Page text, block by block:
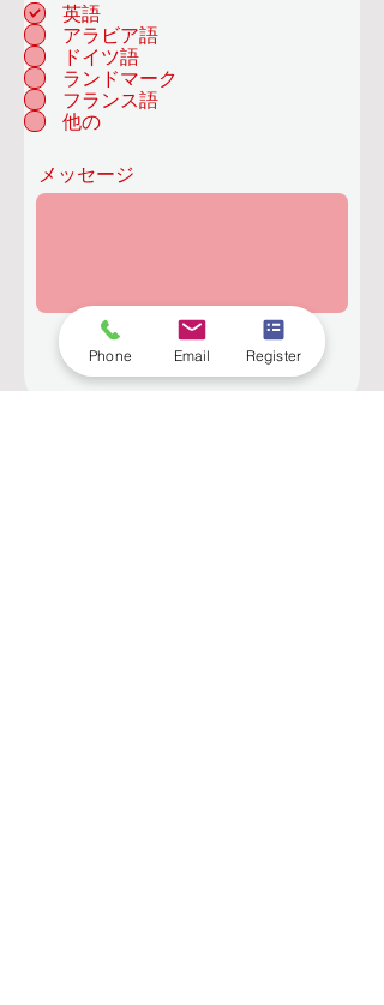
チューリッヒ - スイ
ス
目
英語
アラビア語
ドイツ語
ランドマーク
フランス語
他の
メッセージ
送信
Phone Email Register